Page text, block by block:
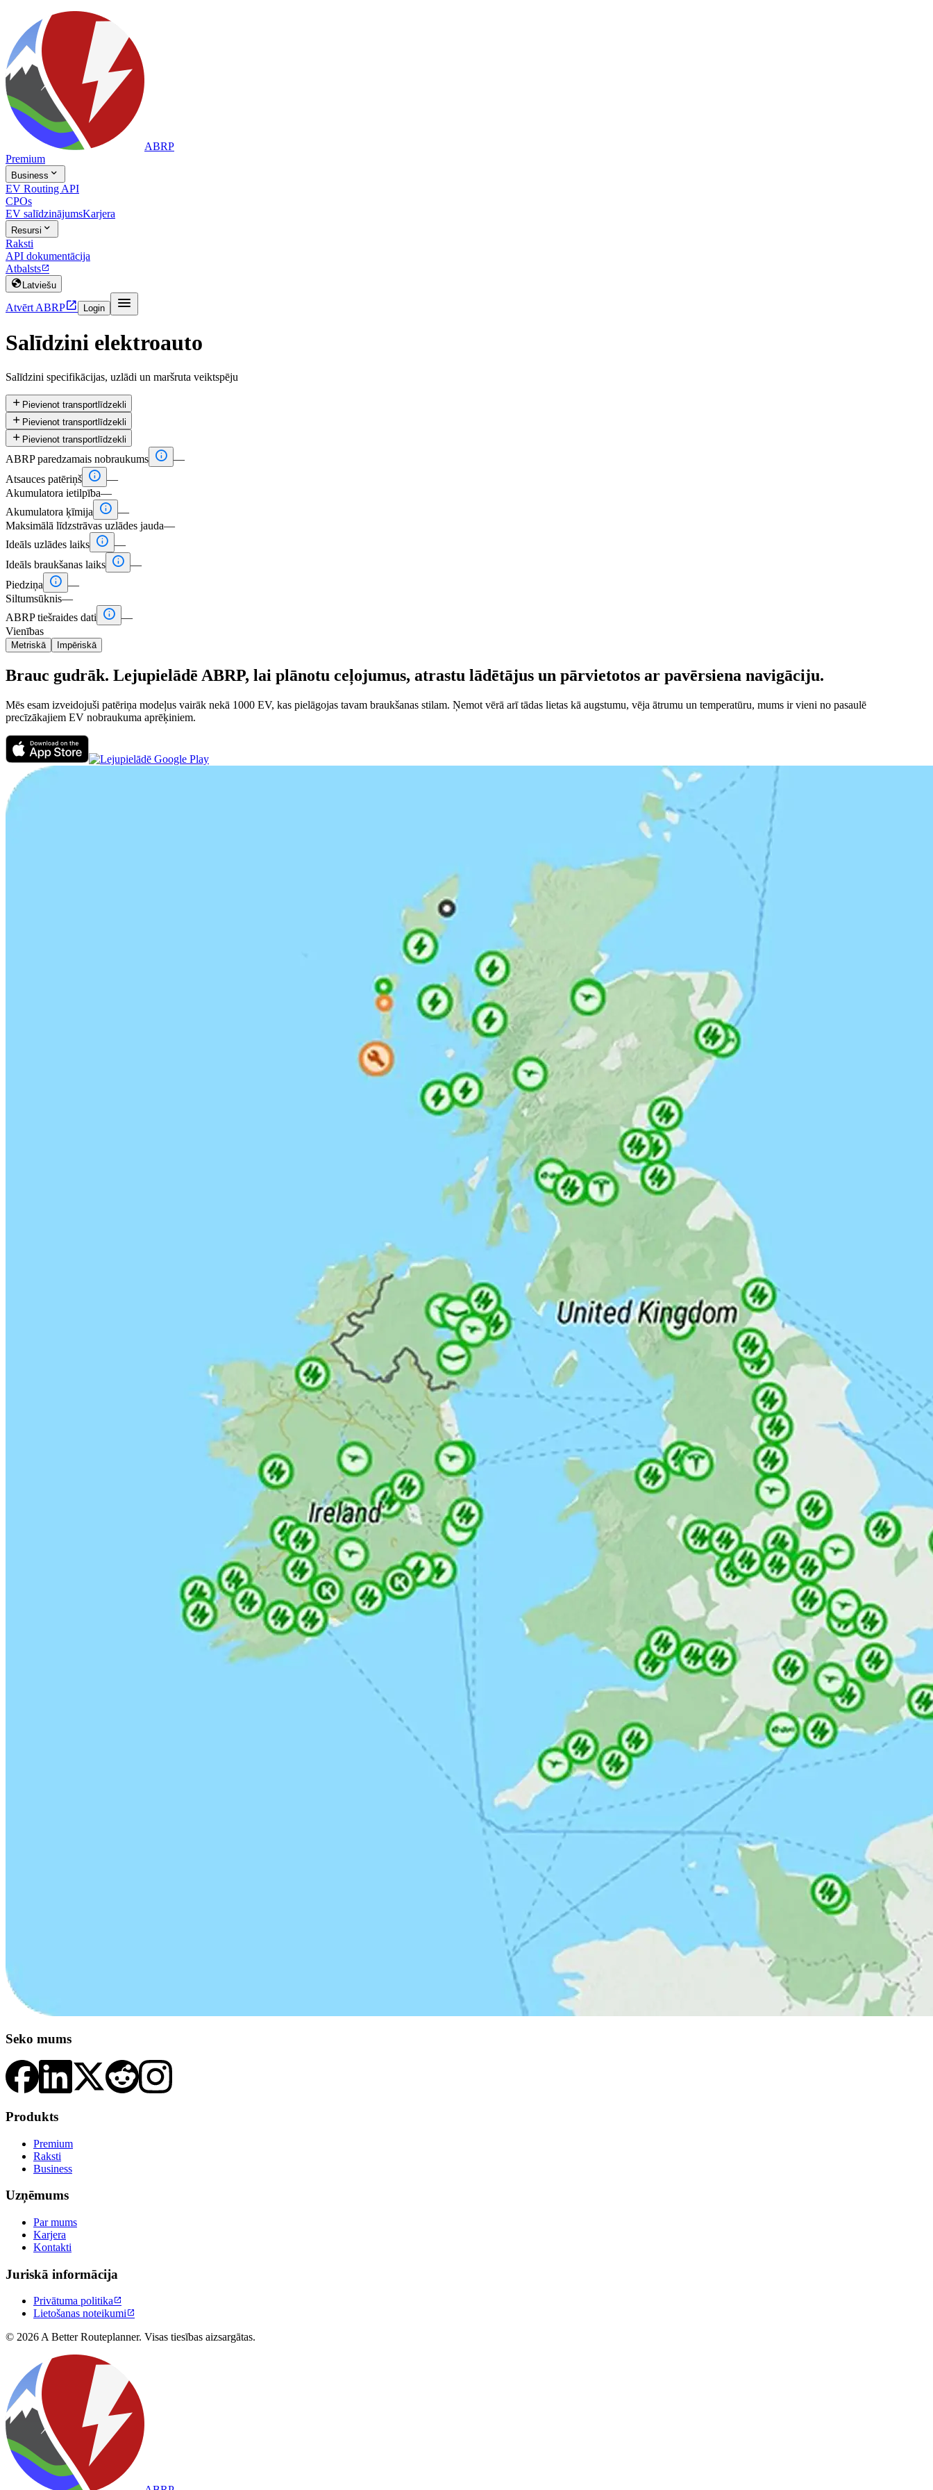
ABRP
Premium
Business 
EV Routing API
CPOs
EV salīdzinājumsKarjera
Resursi 
Raksti
API dokumentācija
Atbalsts
 Latviešu
Atvērt ABRP Login 
Salīdzini elektroauto
Salīdzini specifikācijas, uzlādi un maršruta veiktspēju
 Pievienot transportlīdzekli
 Pievienot transportlīdzekli
 Pievienot transportlīdzekli
ABRP paredzamais nobraukums  —
Atsauces patēriņš  —
Akumulatora ietilpība—
Akumulatora ķīmija
 —
Maksimālā līdzstrāvas uzlādes jauda—
Ideāls uzlādes laiks  —
Ideāls braukšanas laiks  —
Piedziņa
 —
Siltumsūknis—
ABRP tiešraides dati
 —
Vienības
Metriskā Impēriskā
Brauc gudrāk. Lejupielādē ABRP, lai plānotu ceļojumus, atrastu lādētājus un pārvietotos ar pavērsiena navigāciju.
Mēs esam izveidojuši patēriņa modeļus vairāk nekā 1000 EV, kas pielāgojas tavam braukšanas stilam. Ņemot vērā arī tādas lietas kā augstumu, vēja ātrumu un temperatūru, mums ir vieni no pasaulē
precīzākajiem EV nobraukuma aprēķiniem.
Seko mums
Produkts
Premium
Raksti
Business
Uzņēmums
Par mums
Karjera
Kontakti
Juriskā informācija
Privātuma politika
Lietošanas noteikumi
© 2026 A Better Routeplanner. Visas tiesības aizsargātas.